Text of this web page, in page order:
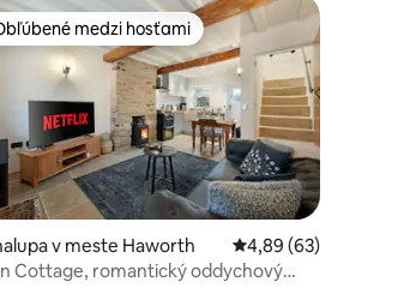
4,95 z 5, počet hodnotení: 353
medzi hosťami
medzi hosťami
v meste Haworth Priemerné
4,89 (63)
Cottage, romantický oddychový